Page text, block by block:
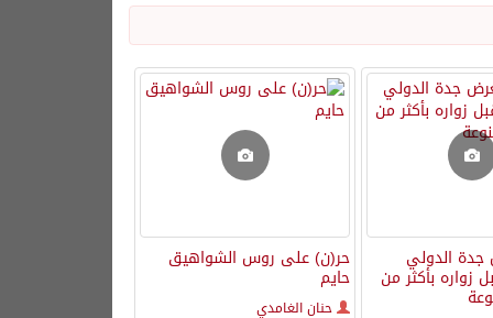
حر(ن) على روس الشواهيق
حايم
حنان الغامدي
الدولي
زواره بأكثر من